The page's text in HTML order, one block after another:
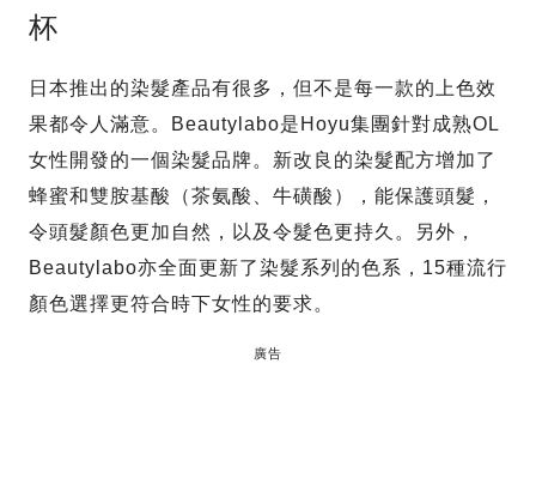
杯
日本推出的染髮產品有很多，但不是每一款的上色效
果都令人滿意。Beautylabo是Hoyu集團針對成熟OL
女性開發的一個染髮品牌。新改良的染髮配方增加了
蜂蜜和雙胺基酸（茶氨酸、牛磺酸），能保護頭髮，
令頭髮顏色更加自然，以及令髮色更持久。另外，
Beautylabo亦全面更新了染髮系列的色系，15種流行
顏色選擇更符合時下女性的要求。
廣告